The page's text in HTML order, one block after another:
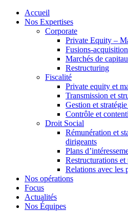
Accueil
Nos Expertises
Corporate
Private Equity –
Fusions-
Marchés de
Restructuring
Fiscalité
Private equity et
Transmission et
Gestion et
Contrôle et
Droit Social
Rémunération et
dirigeants
Plans
Restructurations et
Relations avec les
Nos opérations
Focus
Actualités
Nos Équipes